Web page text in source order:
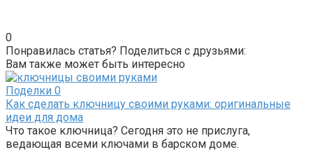
0
Понравилась статья? Поделиться с друзьями:
Вам также может быть интересно
Поделки 0
Как сделать ключницу своими руками: оригинальные
идеи для дома
Что такое ключница? Сегодня это не прислуга,
ведающая всеми ключами в барском доме.